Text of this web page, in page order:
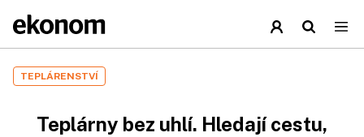
TEPLÁRENSTVÍ
Teplárny bez uhlí. Hledají cestu,